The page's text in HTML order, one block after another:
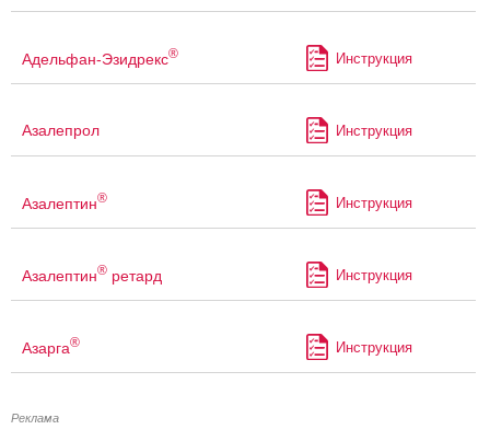
Адельфан-Эзидрекс® Инструкция
Азалепрол Инструкция
Азалептин® Инструкция
Азалептин® ретард Инструкция
Азарга® Инструкция
Реклама